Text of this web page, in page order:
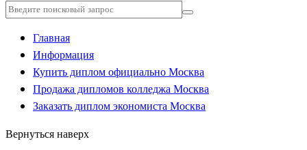
Главная
Информация
Купить диплом официально Москва
Продажа дипломов колледжа Москва
Заказать диплом экономиста Москва
Вернуться наверх